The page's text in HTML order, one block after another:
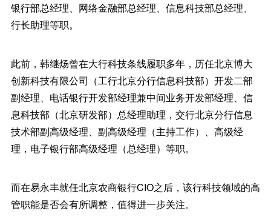
银行部总经理、网络金融部总经理、信息科技部总经理、
行长助理等职。
此前，韩继炀曾在大行科技条线履职多年，历任北京博大
创新科技有限公司（工行北京分行信息科技部）开发二部
副经理、电话银行开发部经理兼中间业务开发部经理、信
息科技部（北京研发部）总经理助理，交行北京分行信息
技术部副高级经理、副高级经理（主持工作）、高级经
理，电子银行部高级经理（总经理）等职。
而在易永丰就任北京农商银行CIO之后，该行科技领域的高
管职能是否会有所调整，值得进一步关注。